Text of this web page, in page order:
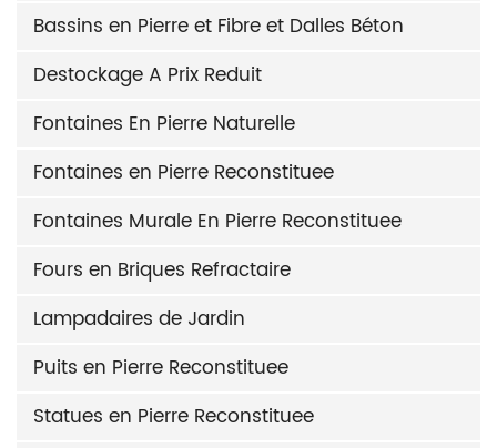
Bassins en Pierre et Fibre et Dalles Béton
Destockage A Prix Reduit
Fontaines En Pierre Naturelle
Fontaines en Pierre Reconstituee
Fontaines Murale En Pierre Reconstituee
Fours en Briques Refractaire
Lampadaires de Jardin
Puits en Pierre Reconstituee
Statues en Pierre Reconstituee